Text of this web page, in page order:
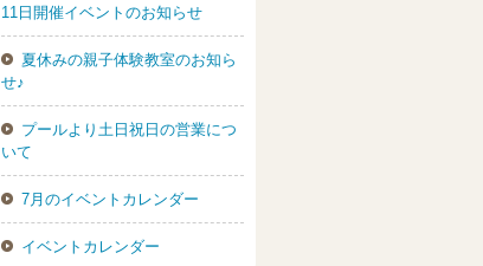
11日開催イベントのお知らせ
夏休みの親子体験教室のお知ら
せ♪
プールより土日祝日の営業につ
いて
7月のイベントカレンダー
イベントカレンダー